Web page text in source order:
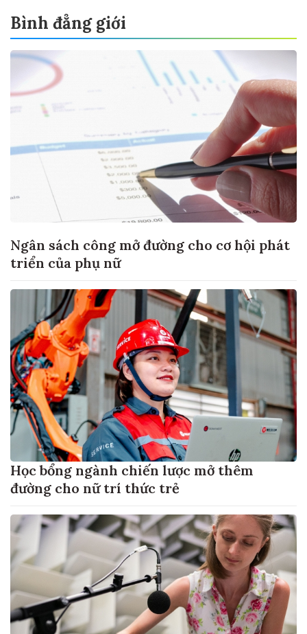
Bình đẳng giới
Ngân sách công mở đường cho cơ hội phát
triển của phụ nữ
Học bổng ngành chiến lược mở thêm
đường cho nữ trí thức trẻ